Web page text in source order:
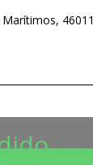
46011